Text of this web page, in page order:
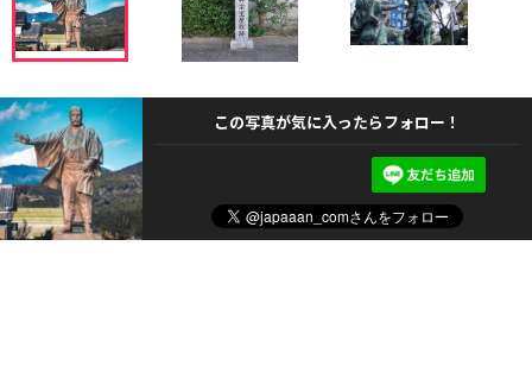
この写真が気に入ったらフォロー！